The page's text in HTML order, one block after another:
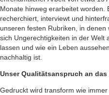
Monate hinweg erarbeitet worden.
recherchiert, interviewt und
unseren festen Rubriken, in
sich Ungerechtigkeiten in der Welt
lassen und wie ein Leben
nachhaltig ist.
Unser Qualitätsanspruch an das
Gedruckt wird transform wie